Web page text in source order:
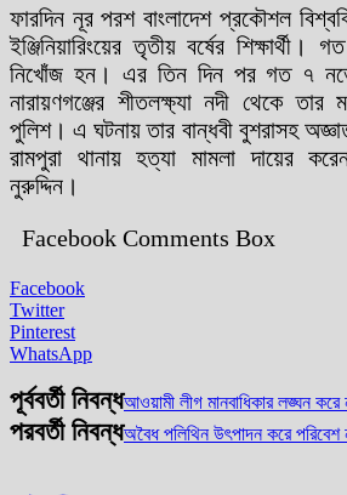
ফারদিন নূর পরশ বাংলাদেশ প্রকৌশল
ইঞ্জিনিয়ারিংয়ের তৃতীয় বর্ষের
নিখোঁজ হন। এর তিন দিন পর গত ৭
নারায়ণগঞ্জের শীতলক্ষ্যা নদী থেকে
পুলিশ। এ ঘটনায় তার বান্ধবী বুশরাসহ
রামপুরা থানায় হত্যা মামলা দায়ের
নুরুদ্দিন।
Facebook Comments Box
Facebook
Twitter
Pinterest
WhatsApp
পূর্ববর্তী নিবন্ধআওয়ামী লীগ মানবাধিকার লঙ্ঘন করে
পরবর্তী নিবন্ধঅবৈধ পলিথিন উৎপাদন করে